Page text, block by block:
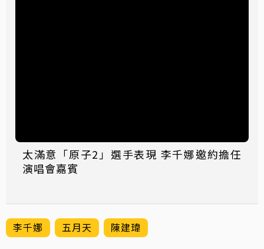
太滿意「原子2」選手表現 李千娜邀約擔任
演唱會嘉賓
李千娜 五月天 陳建瑋